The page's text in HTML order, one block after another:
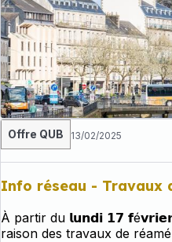
Offre QUB 13/02/2025
Info réseau - Travaux
À partir du 𝗹𝘂𝗻𝗱𝗶 𝟭𝟳
raison des travaux de